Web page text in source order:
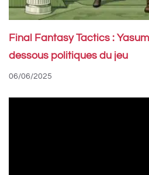
Final Fantasy Tactics :
dessous politiques du jeu
06/06/2025